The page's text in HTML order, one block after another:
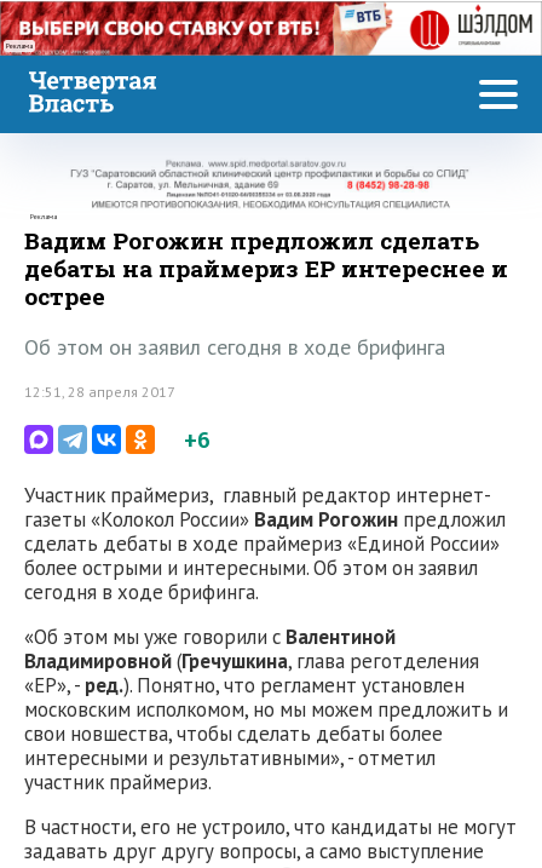
Реклама
Реклама
Вадим Рогожин предложил сделать
дебаты на праймериз ЕР интереснее и
острее
Об этом он заявил сегодня в ходе брифинга
12:51, 28 апреля 2017
+6
Участник праймериз, главный редактор интернет-
газеты «Колокол России» Вадим Рогожин предложил
сделать дебаты в ходе праймериз «Единой России»
более острыми и интересными. Об этом он заявил
сегодня в ходе брифинга.
«Об этом мы уже говорили с Валентиной
Владимировной(Гречушкина, глава реготделения
«ЕР», - ред.). Понятно, что регламент установлен
московским исполкомом, но мы можем предложить и
свои новшества, чтобы сделать дебаты более
интересными и результативными», - отметил
участник праймериз.
В частности, его не устроило, что кандидаты не могут
задавать друг другу вопросы, а само выступление